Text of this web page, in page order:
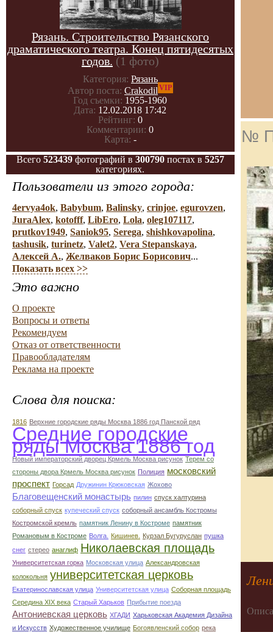
Рязань. Строительство Рязанского
драматического театра. Конец пятидесятых
годов. (1 фото)
Категория: Рязань
Автор поста: Crakodil VIP
Год съемки: 1955-1960
Дата: 12.02.2018 17:42
Рейтинг: 0
Комментарии: 0
Карта: -
Всего 523439 фотографий в 300790 постах в 5257
категориях.
Пользователи из этого города:
4ervya4ok, Babybum, Balinsky, crinjoe, egurovzen,
JuraAlex, kotofff, LibEro, Lola, oleg107117,
prutkov1949, Saniok95, Serega, shishkovapolina,
tashusik, turinetz, Valet2, Vera Stepanskaya,
Алексей А., Желваков Борис Борисович...
Показать всех >>
Это важно
О проекте
Вопросы и ответы
Рекомендуем
Отказ от ответственности
Правообладателям
Реклама на проекте
Слова для поиска:
1816 Верхние городские ряды Москва 1886 год Панской ряд
Средние городские
ряды Москва 1886 год
Новый императорский дворец Крмель Москва рисунок Терем со
стороны двора Крмель Москва рисунок Полиция московский
проспект Горсад Дружинин Крюковская Жохово
Благовещенский монастырь пилин спуск халтурина
соборный спуск купеческий спуск соборный ансамбль Костромы
Костромской кремль памятник Ленину в Костроме памятник
Романовым в Костроме Волга. Кишинев. Курзал Бугуруслан пушка
снег стерео анаглиф Николаевская площадь
Университетская горка Московская улица Александровская
колокольня университетская церковь
Екатеринославская улица Университетская улица Соборная площадь
Середина XIX века Старый Харьков Прибытие поезда
Антониевская церковь ХГАДИ Харьковская Академия Дизайна
и Искусств Художественное училище Богоявленский собор река
№